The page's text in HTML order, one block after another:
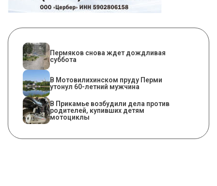
Пермяков снова ждет дождливая
суббота
В Мотовилихинском пруду Перми
утонул 60-летний мужчина
В Прикамье возбудили дела против
родителей, купивших детям
мотоциклы